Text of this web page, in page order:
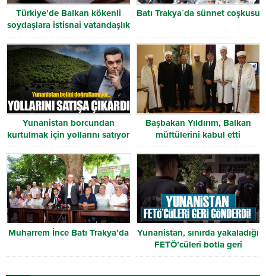
Türkiye’de Balkan kökenli
soydaşlara istisnai vatandaşlık
hakkı
Batı Trakya´da sünnet coşkusu
Yunanistan borcundan
kurtulmak için yollarını satıyor
Başbakan Yıldırım, Balkan
müftülerini kabul etti
Muharrem İnce Batı Trakya’da
Yunanistan, sınırda yakaladığı
FETÖ’cüleri botla geri
gönderdi